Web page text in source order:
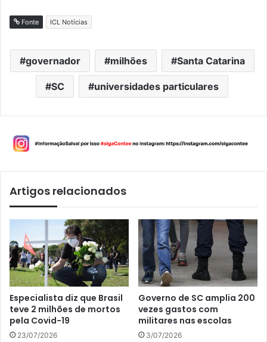
Fonte ICL Notícias
governador milhões Santa Catarina
SC universidades particulares
Artigos relacionados
Especialista diz que Brasil
teve 2 milhões de mortos
pela Covid-19
23/07/2026
Governo de SC amplia 200
vezes gastos com
militares nas escolas
3/07/2026